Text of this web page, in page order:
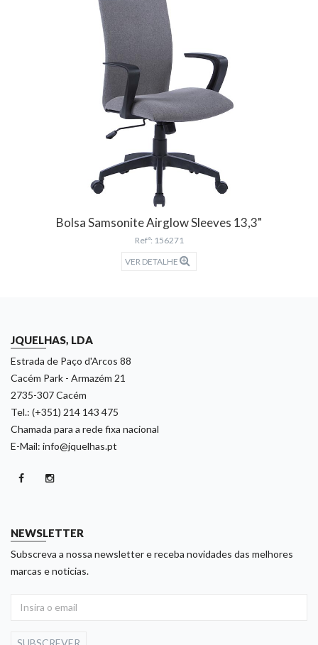
Bolsa Samsonite Airglow Sleeves 13,3"
Refª: 156271
VER DETALHE
JQUELHAS, LDA
Estrada de Paço d'Arcos 88
Cacém Park - Armazém 21
2735-307 Cacém
Tel.: (+351) 214 143 475
Chamada para a rede fixa nacional
E-Mail: info@jquelhas.pt
NEWSLETTER
Subscreva a nossa newsletter e receba novidades das melhores
marcas e noticias.
SUBSCREVER